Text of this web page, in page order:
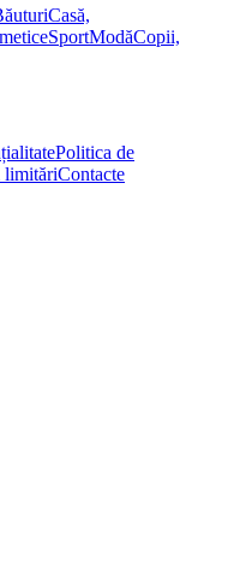
Casă,
SportModăCopii,
Politica de
limităriContacte